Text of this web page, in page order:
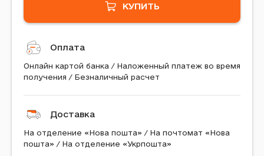
КУПИТЬ
Оплата
Онлайн картой банка / Наложенный платеж во время
получения / Безналичный расчет
Доставка
На отделение «Нова пошта» / На почтомат «Нова
пошта» / На отделение «Укрпошта»